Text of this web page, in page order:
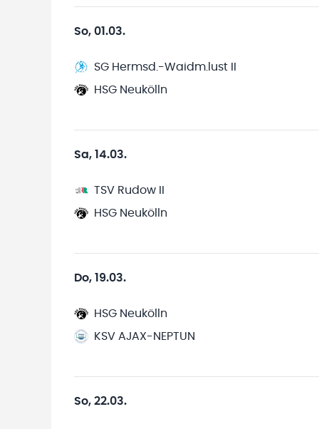
So, 01.03.
SG Hermsd.-Waidm.lust II
HSG Neukölln
Sa, 14.03.
TSV Rudow II
HSG Neukölln
Do, 19.03.
HSG Neukölln
KSV AJAX-NEPTUN
So, 22.03.